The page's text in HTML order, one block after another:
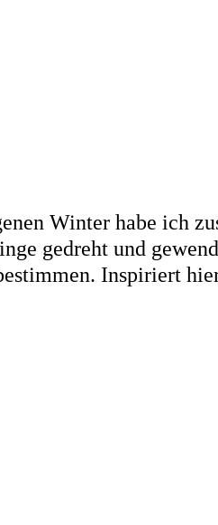
Winter habe ich
gedreht und
Inspiriert